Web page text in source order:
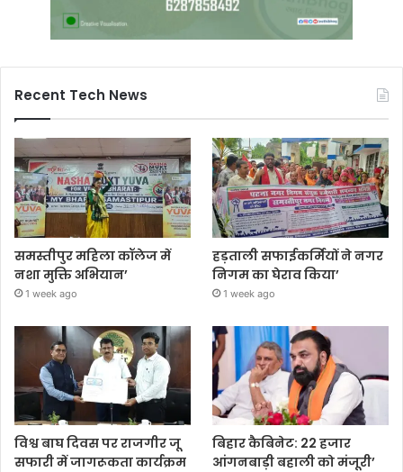
Recent Tech News
समस्तीपुर महिला कॉलेज में
नशा मुक्ति अभियान’
1 week ago
हड़ताली सफाईकर्मियों ने नगर
निगम का घेराव किया’
1 week ago
विश्व बाघ दिवस पर राजगीर जू
सफारी में जागरूकता कार्यक्रम
बिहार कैबिनेट: 22 हजार
आंगनबाड़ी बहाली को मंजूरी’